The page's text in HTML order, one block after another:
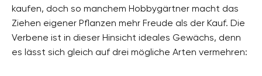
kaufen, doch so manchem Hobbygärtner macht das
Ziehen eigener Pflanzen mehr Freude als der Kauf. Die
Verbene ist in dieser Hinsicht ideales Gewächs, denn
es lässt sich gleich auf drei mögliche Arten vermehren: